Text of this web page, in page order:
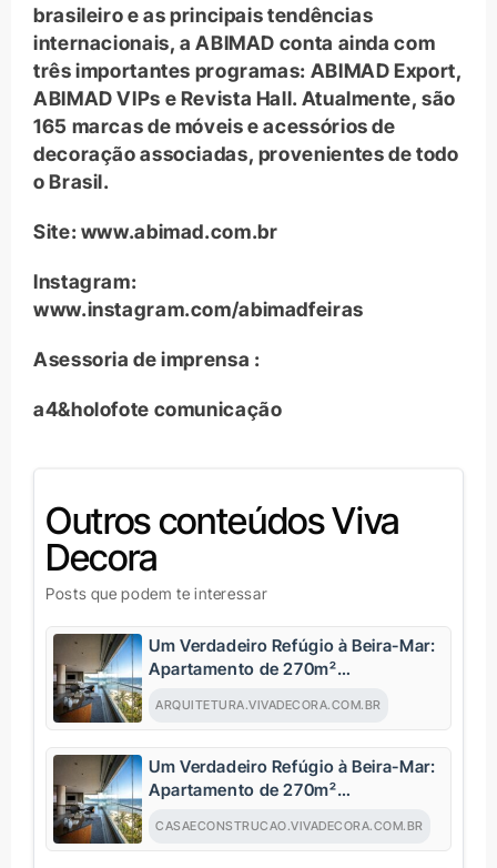
brasileiro e as principais tendências
internacionais, a ABIMAD conta ainda com
três importantes programas: ABIMAD Export,
ABIMAD VIPs e Revista Hall. Atualmente, são
165 marcas de móveis e acessórios de
decoração associadas, provenientes de todo
o Brasil.
Site: www.abimad.com.br
Instagram:
www.instagram.com/abimadfeiras
Asessoria de imprensa :
a4&holofote comunicação
Outros conteúdos Viva
Decora
Posts que podem te interessar
Um Verdadeiro Refúgio à Beira-Mar:
Apartamento de 270m²
Riviera
ARQUITETURA.VIVADECORA.COM.BR
Um Verdadeiro Refúgio à Beira-Mar:
Apartamento de 270m²
Riviera
CASAECONSTRUCAO.VIVADECORA.COM.BR